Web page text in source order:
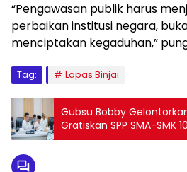
“Pengawasan publik harus
perbaikan institusi negara,
menciptakan kegaduhan,”
Tag: Lapas Binjai
Gubsu Bobby
Gratiskan SPP SMA-SMK